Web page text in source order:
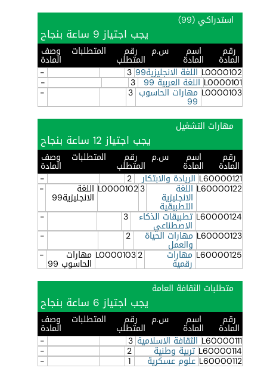
استدراكي (99)
يجب اجتياز 9 ساعة بنجاح
رقم
المادة
اسم
المادة
س.م رقم
المتطلب
المتطلبات وصف
المادة
L0000102 اللغة الانجليزية99 3
-
L0000101 اللغة العربية 99 3
-
L0000103 مهارات الحاسوب
99
3
-
مهارات التشغيل
يجب اجتياز 12 ساعة بنجاح
رقم
المادة
اسم
المادة
س.م رقم
المتطلب
المتطلبات وصف
المادة
L60000121 الريادة والابتكار 2
-
L60000122 اللغة
الانجليزية
التطبيقية
3
L0000102 اللغة
الانجليزية99
-
L60000124 تطبيقات الذكاء
الاصطناعي
3
-
L60000123 مهارات الحياة
والعمل
2
-
L60000125 مهارات
رقمية
2
L0000103 مهارات
الحاسوب 99
-
متطلبات الثقافة العامة
يجب اجتياز 6 ساعة بنجاح
رقم
المادة
اسم
المادة
س.م رقم
المتطلب
المتطلبات وصف
المادة
L60000111 الثقافة الاسلامية 3
-
L60000114 تربية وطنية 2
-
L60000112 علوم عسكرية 1
-